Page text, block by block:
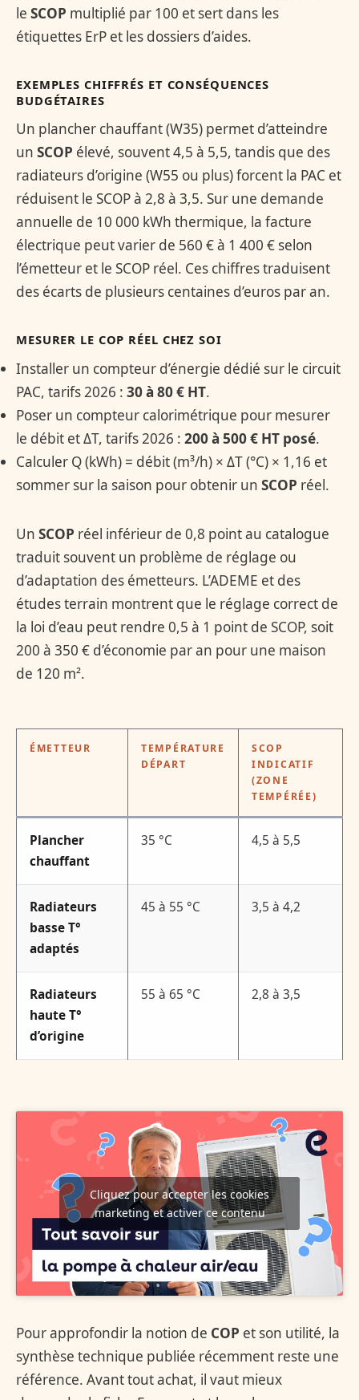
le SCOP multiplié par 100 et sert dans les
étiquettes ErP et les dossiers d’aides.
EXEMPLES CHIFFRÉS ET CONSÉQUENCES
BUDGÉTAIRES
Un plancher chauffant (W35) permet d’atteindre
un SCOP élevé, souvent 4,5 à 5,5, tandis que des
radiateurs d’origine (W55 ou plus) forcent la PAC et
réduisent le SCOP à 2,8 à 3,5. Sur une demande
annuelle de 10 000 kWh thermique, la facture
électrique peut varier de 560 € à 1 400 € selon
l’émetteur et le SCOP réel. Ces chiffres traduisent
des écarts de plusieurs centaines d’euros par an.
MESURER LE COP RÉEL CHEZ SOI
Installer un compteur d’énergie dédié sur le circuit
PAC, tarifs 2026 : 30 à 80 € HT.
Poser un compteur calorimétrique pour mesurer
le débit et ΔT, tarifs 2026 : 200 à 500 € HT posé.
Calculer Q (kWh) = débit (m³/h) × ΔT (°C) × 1,16 et
sommer sur la saison pour obtenir un SCOP réel.
Un SCOP réel inférieur de 0,8 point au catalogue
traduit souvent un problème de réglage ou
d’adaptation des émetteurs. L’ADEME et des
études terrain montrent que le réglage correct de
la loi d’eau peut rendre 0,5 à 1 point de SCOP, soit
200 à 350 € d’économie par an pour une maison
de 120 m².
ÉMETTEUR
TEMPÉRATURE
DÉPART
SCOP
INDICATIF
(ZONE
TEMPÉRÉE)
Plancher
chauffant
35 °C 4,5 à 5,5
Radiateurs
basse T°
adaptés
45 à 55 °C 3,5 à 4,2
Radiateurs
haute T°
d’origine
55 à 65 °C 2,8 à 3,5
Cliquez pour accepter les cookies
marketing et activer ce contenu
Pour approfondir la notion de COP et son utilité, la
synthèse technique publiée récemment reste une
référence. Avant tout achat, il vaut mieux